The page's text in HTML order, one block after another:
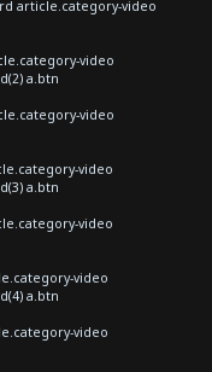
article.category-video
video
a.btn
video
video
a.btn
video
video
a.btn
video